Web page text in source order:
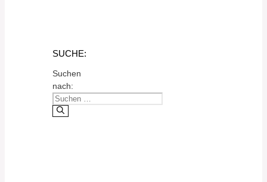
SUCHE:
Suchen
nach: